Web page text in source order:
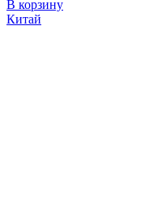
В корзину
Китай